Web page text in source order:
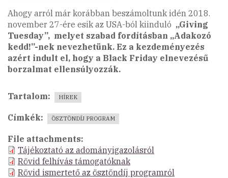
Ahogy arról már korábban beszámoltunk idén 2018.
november 27-ére esik az USA-ból kiinduló „Giving
Tuesday”, melyet szabad fordításban „Adakozó
kedd!”-nek nevezhetünk. Ez a kezdeményezés
azért indult el, hogy a Black Friday elnevezésű
borzalmat ellensúlyozzák.
Tartalom HÍREK
Címkék ÖSZTÖNDÍJ PROGRAM
File attachments
Tájékoztató az adományigazolásról
Rövid felhívás támogatóknak
Rövid ismertető az ösztöndíj programról